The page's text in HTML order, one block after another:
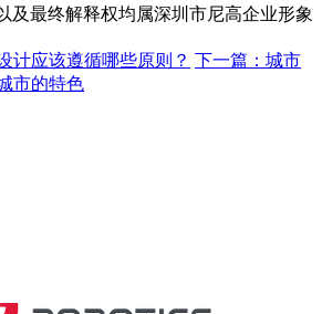
及最终解释权均属深圳市尼高企业形象
计应该遵循哪些原则？ 下一篇：城市
市的特色